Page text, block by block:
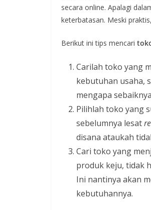
secara online. Apalagi
keterbatasan. Meski
Berikut ini tips mencari
Carilah toko yang
kebutuhan usaha,
mengapa
Pilihlah toko yang
sebelumnya lesat
disana ataukah
Cari toko yang
produk keju, tidak
Ini nantinya akan
kebutuhannya.